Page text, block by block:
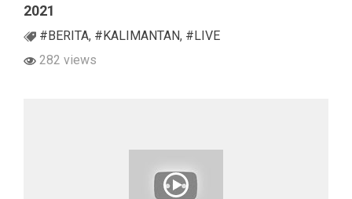
2021
#BERITA, #KALIMANTAN, #LIVE
282 views